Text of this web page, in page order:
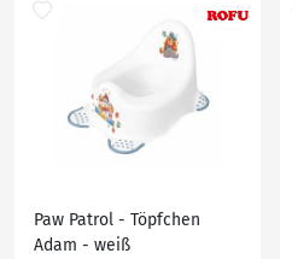
Paw Patrol - Töpfchen
Adam - weiß